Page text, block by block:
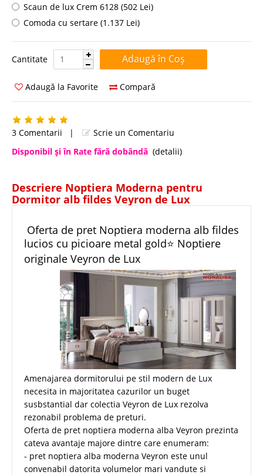
Scaun de lux Crem 6128 (502 Lei)
Comoda cu sertare (1.137 Lei)
Cantitate Cantitate:
Adaugă la Favorite Compară
3 Comentarii |
Scrie un Comentariu
Disponibil şi în Rate fără dobândă (detalii)
Descriere Noptiera Moderna pentru
Dormitor alb fildes Veyron de Lux
Oferta de pret Noptiera moderna alb fildes
lucios cu picioare metal gold⭐ Noptiere
originale Veyron de Lux
Amenajarea dormitorului pe stil modern de Lux
necesita in majoritatea cazurilor un buget
susbstantial dar colectia Veyron de Lux rezolva
rezonabil problema de preturi.
Oferta de pret noptiera moderna alba Veyron prezinta
cateva avantaje majore dintre care enumeram:
- pret noptiera alba moderna Veyron este unul
convenabil datorita volumelor mari vandute si